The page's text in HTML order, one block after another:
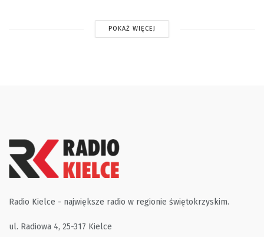
POKAŻ WIĘCEJ
Radio Kielce - największe radio w regionie świętokrzyskim.
ul. Radiowa 4, 25-317 Kielce